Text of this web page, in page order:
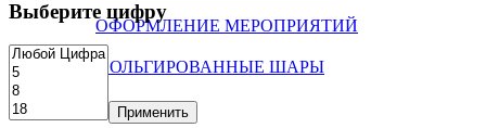
ОФОРМЛЕНИЕ МЕРОПРИЯТИЙ
ФОЛЬГИРОВАННЫЕ ШАРЫ
Цифры
Выберите цифру
Применить